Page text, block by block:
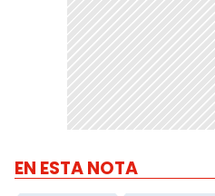
EN ESTA NOTA